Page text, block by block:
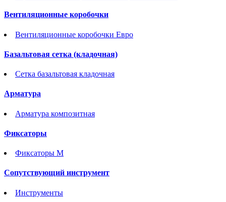
Вентиляционные коробочки
Вентиляционные коробочки Евро
Базальтовая сетка (кладочная)
Сетка базальтовая кладочная
Арматура
Арматура композитная
Фиксаторы
Фиксаторы М
Сопутствующий инструмент
Инструменты